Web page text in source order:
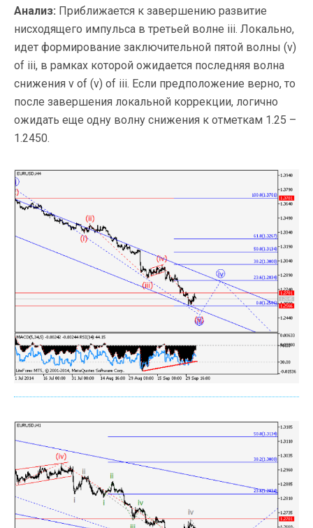
Анализ: Приближается к завершению развитие
нисходящего импульса в третьей волне iii. Локально,
идет формирование заключительной пятой волны (v)
of iii, в рамках которой ожидается последняя волна
снижения v of (v) of iii. Если предположение верно, то
после завершения локальной коррекции, логично
ожидать еще одну волну снижения к отметкам 1.25 –
1.2450.